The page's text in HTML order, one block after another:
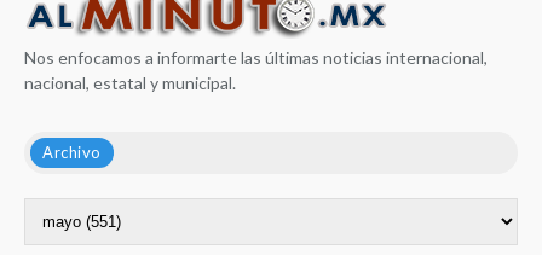
Nos enfocamos a informarte las últimas noticias internacional,
nacional, estatal y municipal.
Archivo